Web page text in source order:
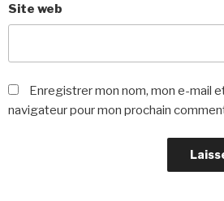
Site web
Enregistrer mon nom, mon e-mail
navigateur pour mon prochain